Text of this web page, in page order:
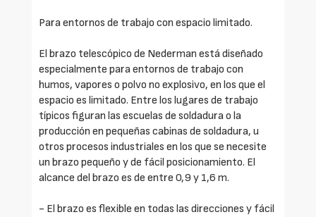
Para entornos de trabajo con espacio limitado.
El brazo telescópico de Nederman está diseñado
especialmente para entornos de trabajo con
humos, vapores o polvo no explosivo, en los que el
espacio es limitado. Entre los lugares de trabajo
típicos figuran las escuelas de soldadura o la
producción en pequeñas cabinas de soldadura, u
otros procesos industriales en los que se necesite
un brazo pequeño y de fácil posicionamiento. El
alcance del brazo es de entre 0,9 y 1,6 m.
- El brazo es flexible en todas las direcciones y fácil